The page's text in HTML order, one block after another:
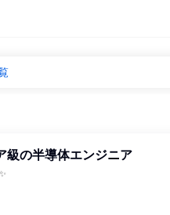
の半導体エンジニア